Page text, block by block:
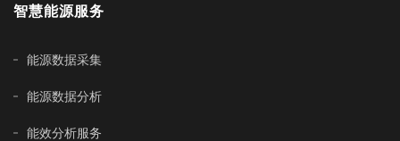
智慧能源服务
能源数据采集
能源数据分析
能效分析服务